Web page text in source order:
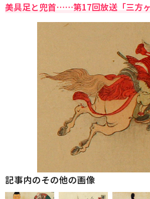
美具足と兜首……第17回放送「三方
記事内のその他の画像